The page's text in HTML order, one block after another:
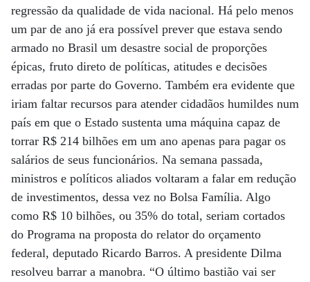
regressão da qualidade de vida nacional. Há pelo menos
um par de ano já era possível prever que estava sendo
armado no Brasil um desastre social de proporções
épicas, fruto direto de políticas, atitudes e decisões
erradas por parte do Governo. Também era evidente que
iriam faltar recursos para atender cidadãos humildes num
país em que o Estado sustenta uma máquina capaz de
torrar R$ 214 bilhões em um ano apenas para pagar os
salários de seus funcionários. Na semana passada,
ministros e políticos aliados voltaram a falar em redução
de investimentos, dessa vez no Bolsa Família. Algo
como R$ 10 bilhões, ou 35% do total, seriam cortados
do Programa na proposta do relator do orçamento
federal, deputado Ricardo Barros. A presidente Dilma
resolveu barrar a manobra. “O último bastião vai ser